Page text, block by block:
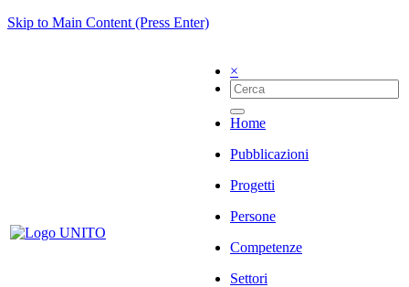
Skip to Main Content (Press Enter)
×
Home
Pubblicazioni
Progetti
Persone
Competenze
Settori